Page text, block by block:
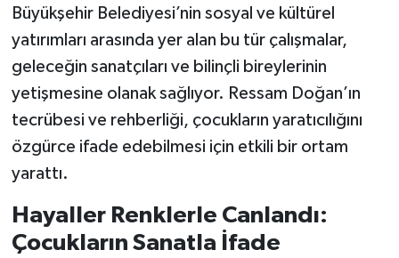
Büyükşehir Belediyesi’nin sosyal ve kültürel
yatırımları arasında yer alan bu tür çalışmalar,
geleceğin sanatçıları ve bilinçli bireylerinin
yetişmesine olanak sağlıyor. Ressam Doğan’ın
tecrübesi ve rehberliği, çocukların yaratıcılığını
özgürce ifade edebilmesi için etkili bir ortam
yarattı.
Hayaller Renklerle Canlandı:
Çocukların Sanatla İfade